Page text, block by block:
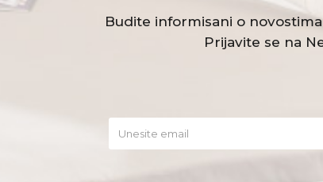
Budite informisani o
Prijavite se na